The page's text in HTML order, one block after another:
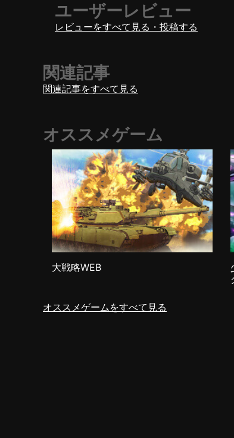
ユーザーレビュー
レビューをすべて見る・投稿する
関連記事
関連記事をすべて見る
オススメゲーム
大戦略WEB
オススメゲームをすべて見る